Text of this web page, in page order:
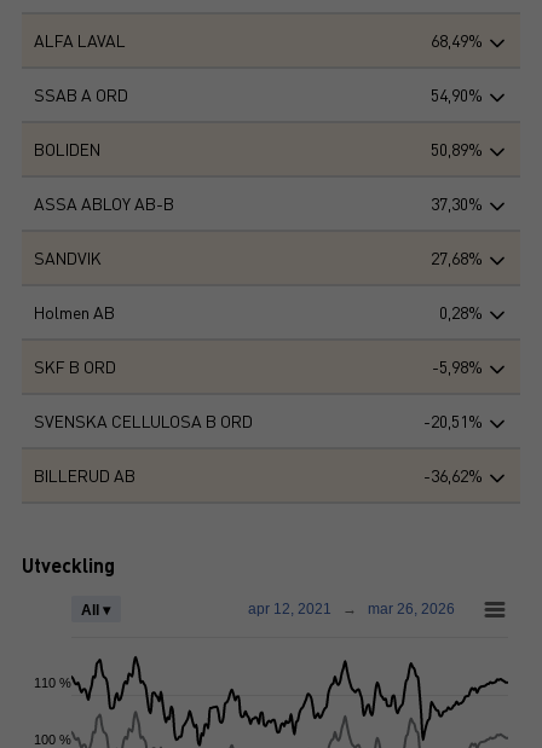
ALFA LAVAL 68,49%
SSAB A ORD 54,90%
BOLIDEN 50,89%
ASSA ABLOY AB-B 37,30%
SANDVIK 27,68%
Holmen AB 0,28%
SKF B ORD -5,98%
SVENSKA CELLULOSA B ORD -20,51%
BILLERUD AB -36,62%
Utveckling
All ▾ apr 12, 2021 → mar 26, 2026
100 %
110 %